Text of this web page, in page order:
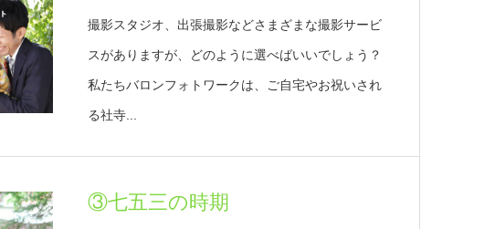
撮影スタジオ、出張撮影などさまざまな撮影サービ
スがありますが、どのように選べばいいでしょう？
私たちバロンフォトワークは、ご自宅やお祝いされ
る社寺...
③七五三の時期